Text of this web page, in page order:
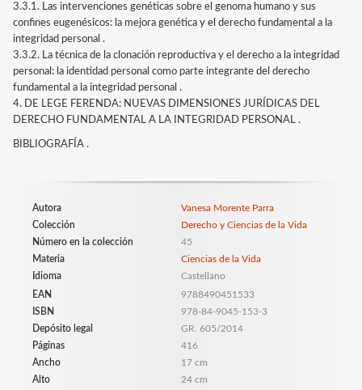
3.3.1. Las intervenciones genéticas sobre el genoma humano y sus
confines eugenésicos: la mejora genética y el derecho fundamental a la
integridad personal .
3.3.2. La técnica de la clonación reproductiva y el derecho a la integridad
personal: la identidad personal como parte integrante del derecho
fundamental a la integridad personal .
4. DE LEGE FERENDA: NUEVAS DIMENSIONES JURÍDICAS DEL
DERECHO FUNDAMENTAL A LA INTEGRIDAD PERSONAL .
BIBLIOGRAFÍA .
Autora
Vanesa Morente Parra
Colección
Derecho y Ciencias de la Vida
Número en la colección
45
Materia
Ciencias de la Vida
Idioma
Castellano
EAN
9788490451533
ISBN
978-84-9045-153-3
Depósito legal
GR. 605/2014
Páginas
416
Ancho
17 cm
Alto
24 cm